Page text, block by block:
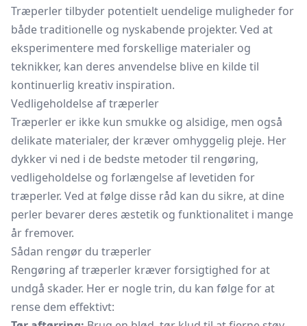
Træperler tilbyder potentielt uendelige muligheder for
både traditionelle og nyskabende projekter. Ved at
eksperimentere med forskellige materialer og
teknikker, kan deres anvendelse blive en kilde til
kontinuerlig kreativ inspiration.
Vedligeholdelse af træperler
Træperler er ikke kun smukke og alsidige, men også
delikate materialer, der kræver omhyggelig pleje. Her
dykker vi ned i de bedste metoder til rengøring,
vedligeholdelse og forlængelse af levetiden for
træperler. Ved at følge disse råd kan du sikre, at dine
perler bevarer deres æstetik og funktionalitet i mange
år fremover.
Sådan rengør du træperler
Rengøring af træperler kræver forsigtighed for at
undgå skader. Her er nogle trin, du kan følge for at
rense dem effektivt: